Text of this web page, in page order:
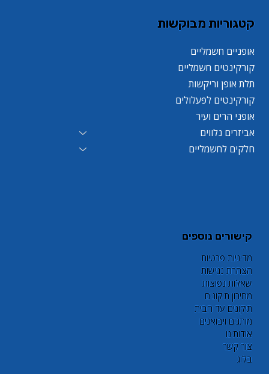
קישורים נוספים
מדיניות פרטיות
הצהרת נגישות
שאלות נפוצות
מחירון תיקונים
תיקונים עד הבית
מותגים ויבואנים
אודותינו
צור קשר
בלוג
קטגוריות מבוקשות
אופניים חשמליים
קורקינטים חשמליים
תלת אופן וריקשות
קורקינטים לפעלולים
אופני הרים ועיר
אביזרים נלווים
חלקים לחשמליים